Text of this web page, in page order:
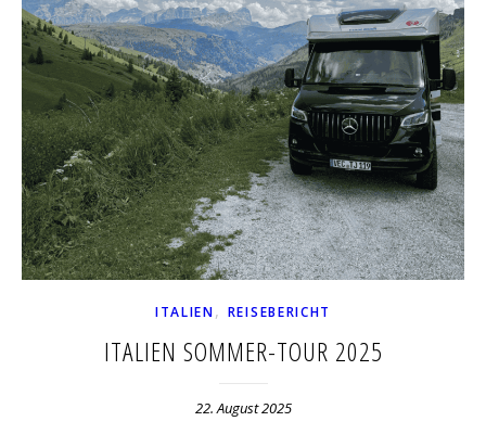
ITALIEN, REISEBERICHT
ITALIEN SOMMER-TOUR 2025
22. August 2025